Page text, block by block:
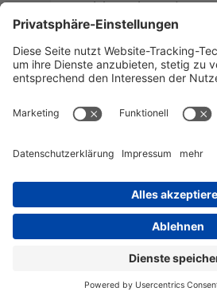
handeln sollten
Am 23.11.2020 trat
auf fünf Jahre